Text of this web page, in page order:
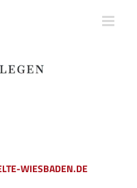
WIESBADEN.DE